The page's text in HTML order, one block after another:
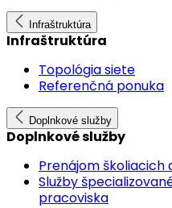
Infraštruktúra
Infraštruktúra
Topológia siete
Referenčná ponuka
Doplnkové služby
Doplnkové služby
Prenájom
Služby
pracoviska